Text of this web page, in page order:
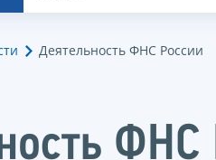
Деятельность ФНС России
ФНС